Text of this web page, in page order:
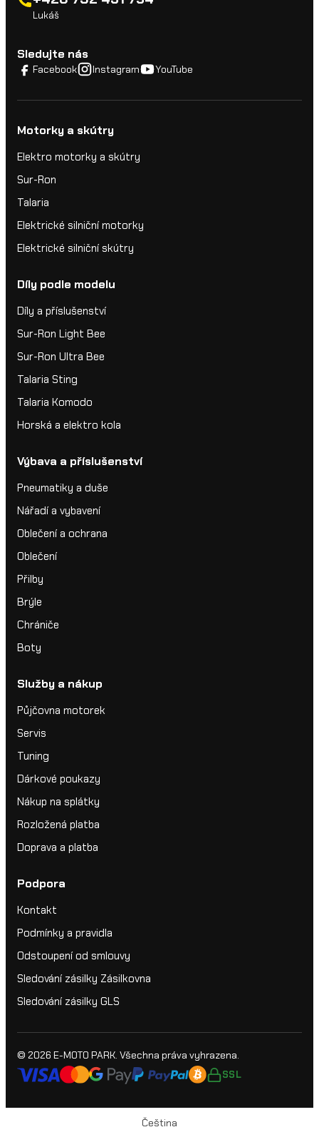
Lukáš
Sledujte nás
Facebook Instagram YouTube
Motorky a skútry
Elektro motorky a skútry
Sur-Ron
Talaria
Elektrické silniční motorky
Elektrické silniční skútry
Díly podle modelu
Díly a příslušenství
Sur-Ron Light Bee
Sur-Ron Ultra Bee
Talaria Sting
Talaria Komodo
Horská a elektro kola
Výbava a příslušenství
Pneumatiky a duše
Nářadí a vybavení
Oblečení a ochrana
Oblečení
Přilby
Brýle
Chrániče
Boty
Služby a nákup
Půjčovna motorek
Servis
Tuning
Dárkové poukazy
Nákup na splátky
Rozložená platba
Doprava a platba
Podpora
Kontakt
Podmínky a pravidla
Odstoupení od smlouvy
Sledování zásilky Zásilkovna
Sledování zásilky GLS
© 2026 E-MOTO PARK. Všechna práva vyhrazena.
SSL
Čeština